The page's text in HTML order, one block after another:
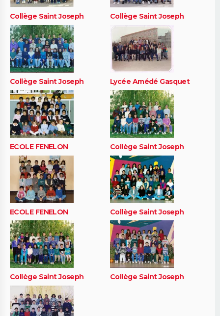
Collège Saint Joseph Collège Saint Joseph
Collège Saint Joseph Lycée Amédé Gasquet
ECOLE FENELON Collège Saint Joseph
ECOLE FENELON Collège Saint Joseph
Collège Saint Joseph Collège Saint Joseph